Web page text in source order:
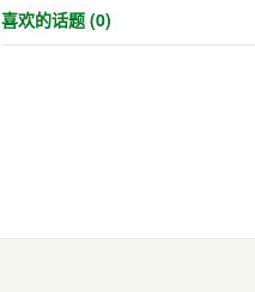
喜欢的话题 (0)